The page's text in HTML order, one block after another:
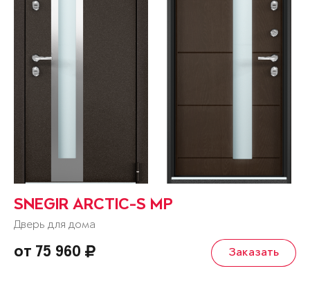
SNEGIR ARCTIC-S MP
Дверь для дома
от 75 960 Заказать